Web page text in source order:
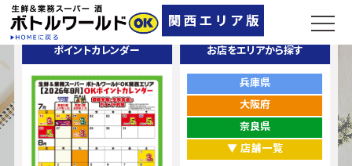
ポイントカレンダー お店をエリアから探す
兵庫県
大阪府
奈良県
▼ 店舗一覧